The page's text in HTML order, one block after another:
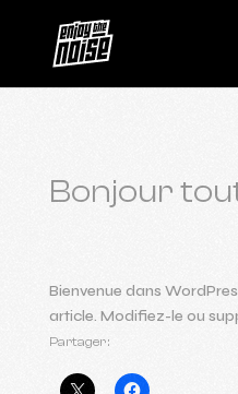
Bonjour
Bienvenue dans
article. Modifiez-le ou
Partager :